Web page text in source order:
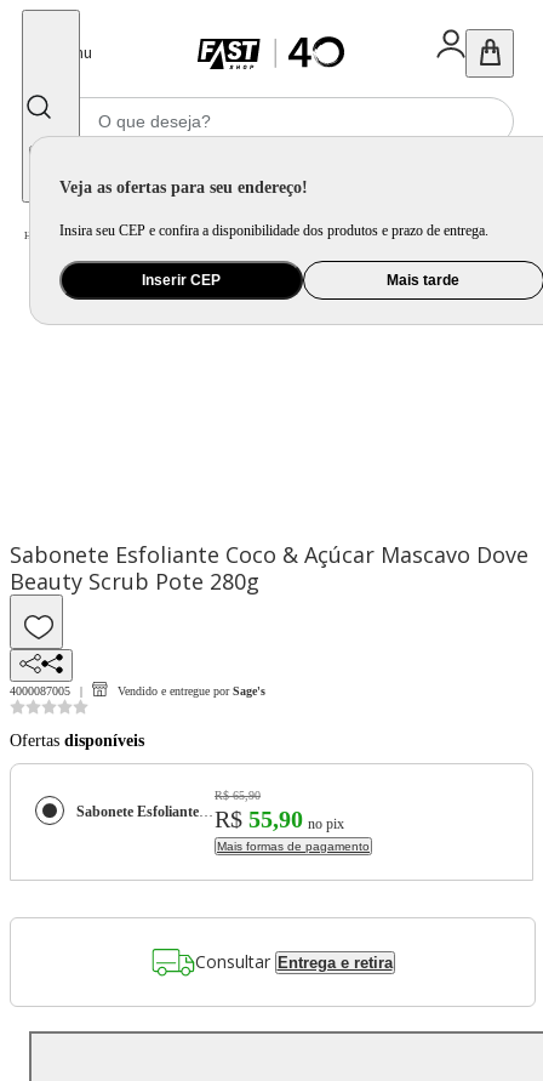
Menu
Veja as ofertas para seu endereço!
Insira seu CEP e confira a disponibilidade dos produtos e prazo de entrega.
Inserir CEP Mais tarde
Home Mercado / Higiene Sabonete
Sabonete Esfoliante Coco & Açúcar Mascavo Dove
Beauty Scrub Pote 280g
4000087005 Vendido e entregue por Sage's
Ofertas disponíveis
Sabonete Esfoliante Coco & Açúcar Mascavo Dove Beauty Scrub Pote 280g
R$ 65,90
R$ 55,90 no pix
Mais formas de pagamento
Consultar Entrega e retira